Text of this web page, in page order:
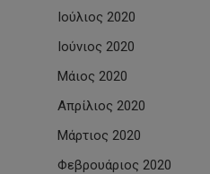
Ιούλιος 2020
Ιούνιος 2020
Μάιος 2020
Απρίλιος 2020
Μάρτιος 2020
Φεβρουάριος 2020